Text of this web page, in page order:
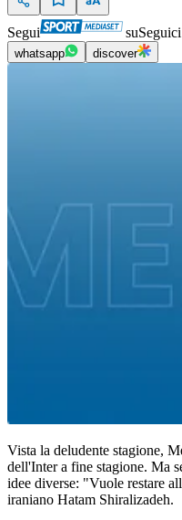
Segui su
whatsapp discover
Vista la deludente stagione,
dell'Inter a fine stagione. Ma
idee diverse: "Vuole restare
iraniano Hatam Shiralizadeh.